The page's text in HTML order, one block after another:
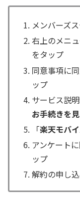
メンバーズ
右上のメニ
をタップ
同意事項に
ップ
サービス説
お手続きを
「楽天モバ
アンケート
ップ
解約の申し